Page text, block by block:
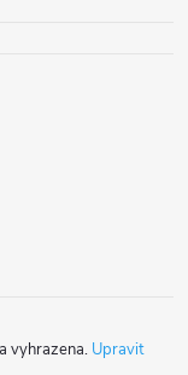
vyhrazena. Upravit